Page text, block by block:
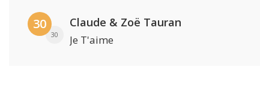
30
30
Claude & Zoë Tauran
Je T'aime